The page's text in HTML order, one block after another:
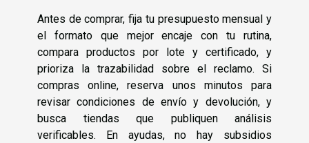
Antes de comprar, fija tu presupuesto mensual y
el formato que mejor encaje con tu rutina,
compara productos por lote y certificado, y
prioriza la trazabilidad sobre el reclamo. Si
compras online, reserva unos minutos para
revisar condiciones de envío y devolución, y
busca tiendas que publiquen análisis
verificables. En ayudas, no hay subsidios